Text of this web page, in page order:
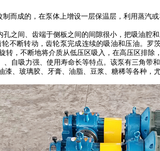
而成的，在泵体上增设一层保温层，利用蒸汽
之间、齿端于侧板之间的间隙很小，把吸油
不断转动，齿轮泵完成连续的吸油和压油。
转，不断地将介质从低压区吸入，在高压区排除
自吸力强、使用寿命长等特点。该泵有三角带
、玻璃胶、牙膏、油脂、豆浆、糖稀等各种，